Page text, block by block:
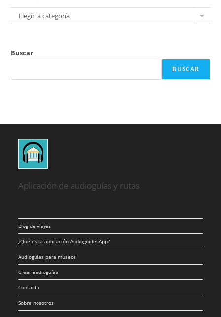
Elegir la categoría
Buscar
BUSCAR
Aplicación de audioguías y rutas
Blog de viajes
¿Qué es la aplicación AudioguidesApp?
Audioguías para museos
Crear audioguías
Contacto
Sobre nosotros